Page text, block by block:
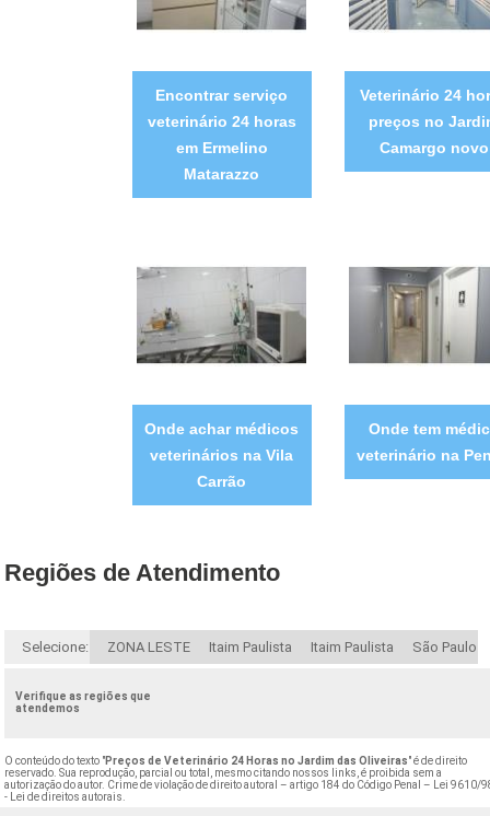
Encontrar serviço
veterinário 24 horas
em Ermelino
Matarazzo
Veterinário 24
preços no
Camargo novo
Onde achar médicos
veterinários na Vila
Carrão
Onde tem
veterinário na
Regiões de Atendimento
Selecione: ZONA LESTE Itaim Paulista Itaim Paulista São Paulo
Verifique as regiões que
atendemos
O conteúdo do texto "Preços de Veterinário 24 Horas no Jardim das Oliveiras" é de direito
reservado. Sua reprodução, parcial ou total, mesmo citando nossos links, é proibida sem a
autorização do autor. Crime de violação de direito autoral – artigo 184 do Código Penal –
Lei 9610/
- Lei de direitos autorais